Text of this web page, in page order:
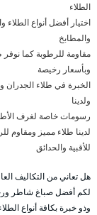
الطلاء
اختيار أفضل أنواع
والمطابخ
مقاومة للرطوبة كما
وبأسعار رخيصة
الخبرة في طلاء
ولدينا
رسومات خاصة لغرف
لدينا طلاء مميز ومقاوم
للأقبية والحدائق
هل تعاني من التكاليف
لكم أفضل صباغ شاطر
وذو خبرة بكافة أنواع